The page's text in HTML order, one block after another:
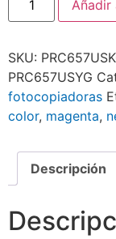
Añadir
SKU:
PRC657USYG
fotocopiadoras
color, magenta,
Descripción